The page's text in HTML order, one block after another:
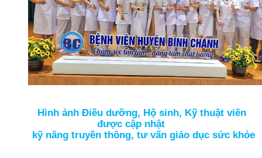
Hình ảnh Điều dưỡng, Hộ sinh, Kỹ thuật viên
được cập nhật
kỹ năng truyền thông, tư vấn giáo dục sức khỏe